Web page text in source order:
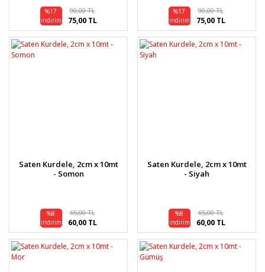
%17
indirim
90,00 TL
75,00 TL
%17
indirim
90,00 TL
75,00 TL
Saten Kurdele, 2cm x 10mt
- Somon
%8
indirim
65,00 TL
60,00 TL
Saten Kurdele, 2cm x 10mt
- Siyah
%8
indirim
65,00 TL
60,00 TL